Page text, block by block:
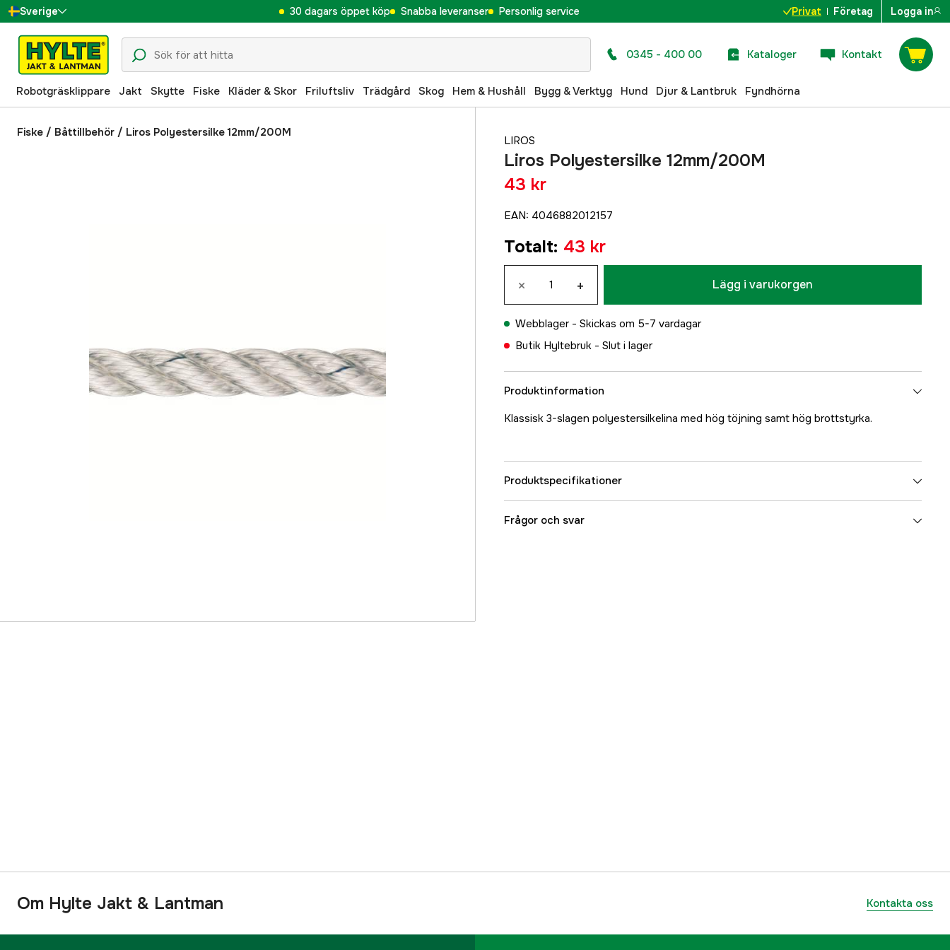
Sverige
Danmark
Suomi
Norge
Deutschland
30 dagars öppet köp Snabba leveranser Personlig service Privat Företag Logga in
0345 - 400 00 Kataloger Kontakt
Robotgräsklippare Jakt Skytte Fiske Kläder & Skor Friluftsliv Trädgård Skog Hem & Hushåll Bygg & Verktyg Hund Djur & Lantbruk Fyndhörna
Fiske / Båttillbehör / Liros Polyestersilke 12mm/200M
LIROS
Liros Polyestersilke 12mm/200M
43 kr
EAN: 4046882012157
Totalt: 43 kr
× + Lägg i varukorgen
Webblager - Skickas om 5-7 vardagar
Butik Hyltebruk - Slut i lager
Produktinformation
Klassisk 3-slagen polyestersilkelina med hög töjning samt hög brottstyrka.
Produktspecifikationer
Referensnummer
Frågor och svar
Om Hylte Jakt & Lantman Kontakta oss